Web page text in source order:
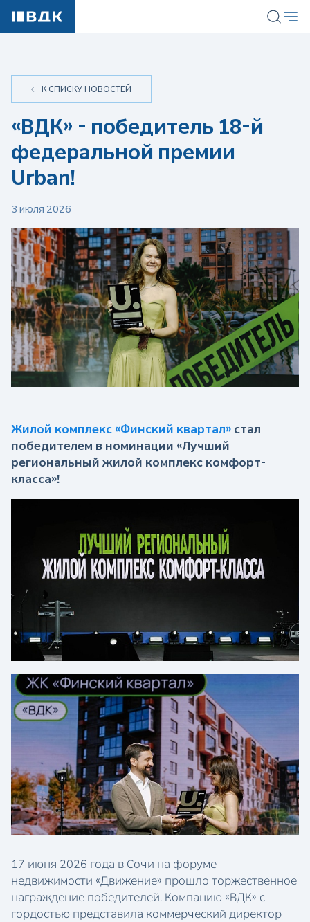
К СПИСКУ НОВОСТЕЙ
«ВДК» - победитель 18-й
федеральной премии
Urban!
3 июля 2026
Жилой комплекс «Финский квартал» стал
победителем в номинации «Лучший
региональный жилой комплекс комфорт-
класса»!
17 июня 2026 года в Сочи на форуме
недвижимости «Движение» прошло торжественное
награждение победителей. Компанию «ВДК» с
гордостью представила коммерческий директор